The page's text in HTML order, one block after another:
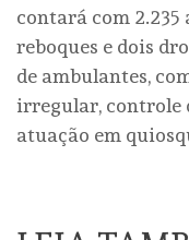
contará com 2.235
reboques e dois
de ambulantes,
irregular, controle
atuação em